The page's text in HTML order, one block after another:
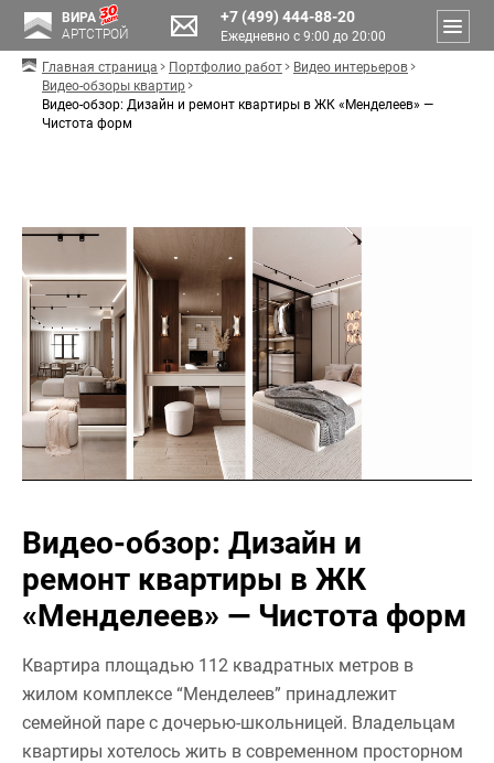
ВИРА
АРТСТРОЙ
+7 (499) 444-88-20
Ежедневно с 9:00 до 20:00
Главная страница
Портфолио работ
Видео интерьеров
Видео-обзоры квартир
Видео-обзор: Дизайн и ремонт квартиры в ЖК «Менделеев» —
Чистота форм
Видео-обзор: Дизайн и
ремонт квартиры в ЖК
«Менделеев» — Чистота форм
Квартира площадью 112 квадратных метров в
жилом комплексе “Менделеев” принадлежит
семейной паре с дочерью-школьницей. Владельцам
квартиры хотелось жить в современном просторном